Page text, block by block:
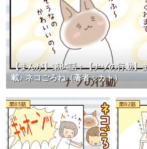
【まんが】第84話：【ナゾの行動】
載♪ ネコごろね（著者：カト）